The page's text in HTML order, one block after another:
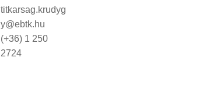
titkarsag.krudyg
y@ebtk.hu
(+36) 1 250
2724​